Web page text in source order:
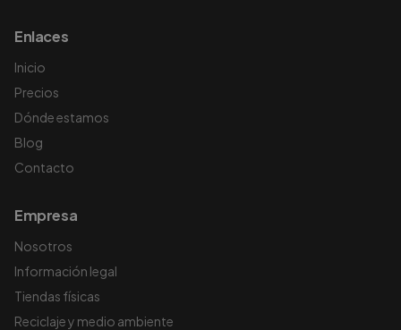
Enlaces
Inicio
Precios
Dónde estamos
Blog
Contacto
Empresa
Nosotros
Información legal
Tiendas físicas
Reciclaje y medio ambiente